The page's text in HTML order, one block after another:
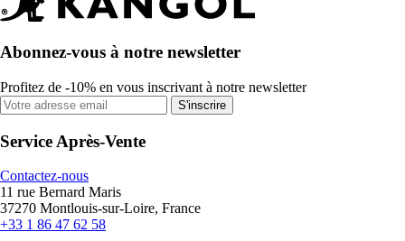
Abonnez-vous à notre newsletter
Profitez de -10% en vous inscrivant à notre newsletter
S'inscrire
Service Après-Vente
Contactez-nous
11 rue Bernard Maris
37270 Montlouis-sur-Loire, France
+33 1 86 47 62 58